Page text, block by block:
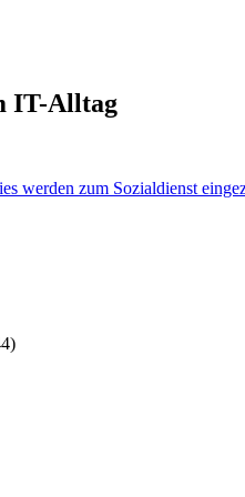
IT-Alltag
werden zum Sozialdienst